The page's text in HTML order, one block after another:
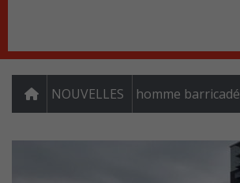
NOUVELLES homme barricadé